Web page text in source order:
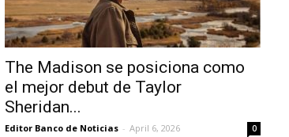
The Madison se posiciona como
el mejor debut de Taylor
Sheridan...
Editor Banco de Noticias - April 6, 2026 0